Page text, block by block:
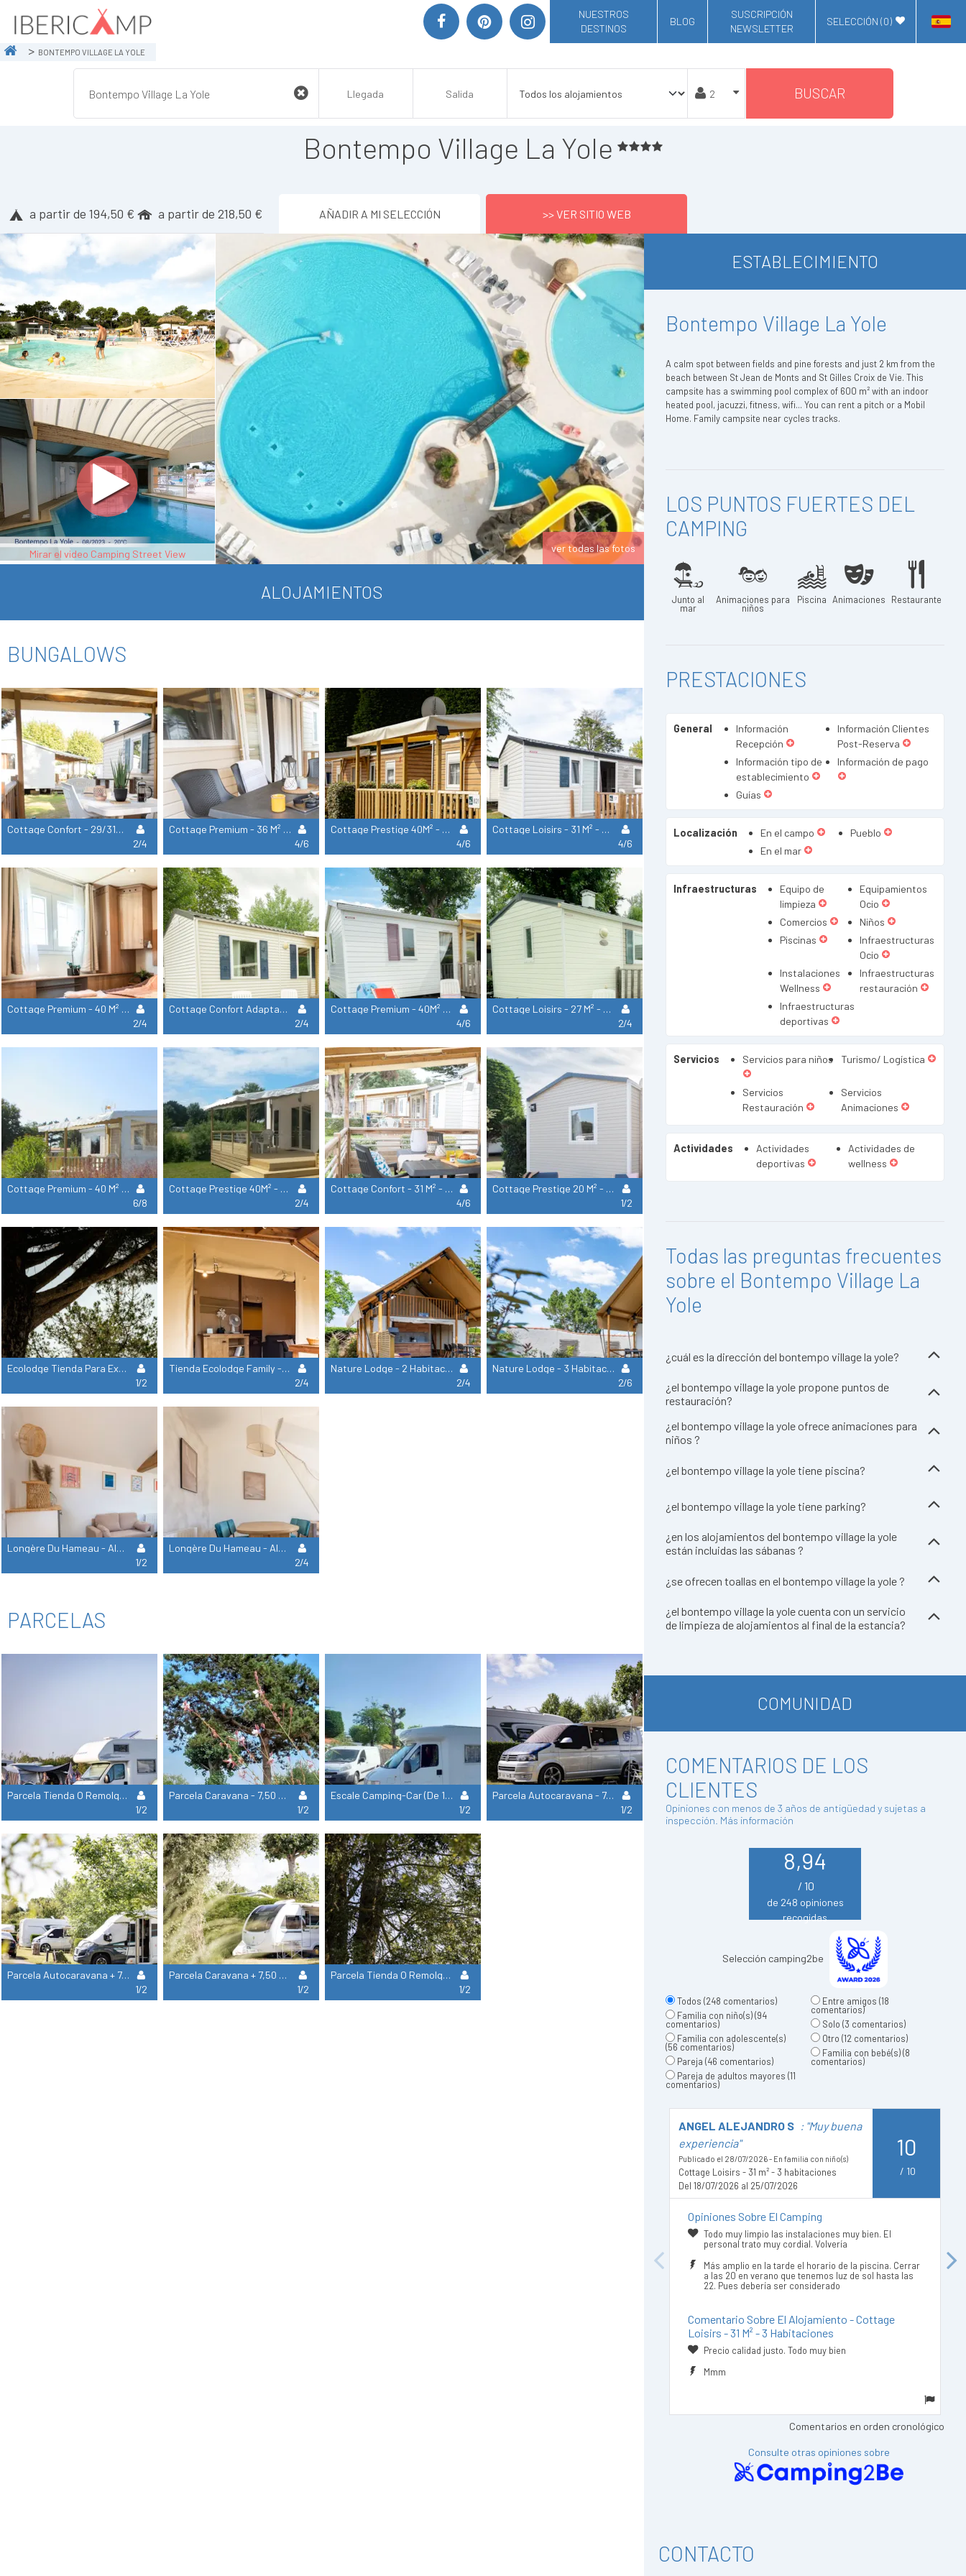
NUESTROS
DESTINOS
BLOG
SUSCRIPCIÓN
NEWSLETTER
SELECCIÓN (0)
BONTEMPO VILLAGE LA YOLE
BUSCAR
Bontempo Village La Yole
a partir de 194,50 € a partir de 218,50 € AÑADIR A MI SELECCIÓN >> VER SITIO WEB
Mirar el video Camping Street View ver todas las fotos
ALOJAMIENTOS
BUNGALOWS
Cottage Confort - 29/31M² - 2 Habitaciones
2/4
Cottage Premium - 36 M² - 3 Habitaciones
4/6
Cottage Prestige 40M² - 3 Habitaciones - 2 Cuartos De Baño (Sábanas Y Toallas Incluidas)
4/6
Cottage Loisirs - 31 M² - 3 Habitaciones
4/6
Cottage Premium - 40 M² - 2 Habitaciones
2/4
Cottage Confort Adaptado Para Personas Con Movilidad Reducida - 34 M² - 2 Habitaciones
2/4
Cottage Premium - 40M² - 3 Habitaciones - 2 Cuartos De Baño
4/6
Cottage Loisirs - 27 M² - 2 Habitaciones
2/4
Cottage Premium - 40 M² - 4 Habitaciones
6/8
Cottage Prestige 40M² - 3 Habitaciones - 2 Cuartos De Baño (Sábanas Y Toallas Incluidas)
2/4
Cottage Confort - 31 M² - 3 Habitaciones
4/6
Cottage Prestige 20 M² - 1 Habitación (Ropa De Cama Y Toallas Incluidas)
1/2
Ecolodge Tienda Para Excursionistas - 6M²
1/2
Tienda Ecolodge Family - 2 Habitaciones
2/4
Nature Lodge - 2 Habitaciones - Spa (Sábanas Y Toallas Incluidas)
2/4
Nature Lodge - 3 Habitaciones - Spa (Sábanas Y Toallas Incluidas)
2/6
Longère Du Hameau - Alojamiento
1/2
Longère Du Hameau - Alojamiento
2/4
PARCELAS
Parcela Tienda O Remolque Tienda - 7M50 (Agua, Electricidad, 1 Vehículo)
1/2
Parcela Caravana - 7,50 M (1 Vehículo, Agua, Electricidad, Desagüe)
1/2
Escale Camping-Car (De 17:00 A 11:00)
1/2
Parcela Autocaravana - 7,50 M (1 Vehículo, Agua, Electricidad, Desagüe Incluidos)
1/2
Parcela Autocaravana + 7,50 M (1 Vehículo, Agua, Electricidad, Desagüe Incluidos)
1/2
Parcela Caravana + 7,50 M (1 Vehículo, Agua, Electricidad, Desagüe)
1/2
Parcela Tienda O Remolque Tienda + 7M50 (Agua, Electricidad, 1 Vehículo)
1/2
ESTABLECIMIENTO
Bontempo Village La Yole
A calm spot between fields and pine forests and just 2 km from the
beach between St Jean de Monts and St Gilles Croix de Vie. This
campsite has a swimming pool complex of 600 m² with an indoor
heated pool, jacuzzi, fitness, wifi... You can rent a pitch or a Mobil
Home. Family campsite near cycles tracks.
LOS PUNTOS FUERTES DEL
CAMPING
Junto al
mar
Animaciones para
niños
Piscina Animaciones Restaurante
PRESTACIONES
General
Información
Recepción
Información Clientes
Post-Reserva
Información tipo de
establecimiento
Información de pago
Guías
Localización En el campo
Pueblo
En el mar
Infraestructuras
Equipo de
limpieza
Equipamientos
Ocio
Comercios
Niños
Piscinas
Infraestructuras
Ocio
Instalaciones
Wellness
Infraestructuras
restauración
Infraestructuras
deportivas
Servicios Servicios para niños Turismo/ Logística
Servicios
Restauración
Servicios
Animaciones
Actividades
Actividades
deportivas
Actividades de
wellness
Todas las preguntas frecuentes
sobre el Bontempo Village La
Yole
¿cuál es la dirección del bontempo village la yole?
¿el bontempo village la yole propone puntos de
restauración?
¿el bontempo village la yole ofrece animaciones para
niños ?
¿el bontempo village la yole tiene piscina?
¿el bontempo village la yole tiene parking?
¿en los alojamientos del bontempo village la yole
están incluidas las sábanas ?
¿se ofrecen toallas en el bontempo village la yole ?
¿el bontempo village la yole cuenta con un servicio
de limpieza de alojamientos al final de la estancia?
COMUNIDAD
COMENTARIOS DE LOS
CLIENTES
Opiniones con menos de 3 años de antigüedad y sujetas a
inspección. Más información
8,94
/ 10
de 248 opiniones
recogidas
Selección camping2be
Todos (248 comentarios)
Familia con niño(s)(94
comentarios)
Familia con adolescente(s)
(56 comentarios)
Pareja (46 comentarios)
Pareja de adultos mayores (11
comentarios)
Entre amigos (18
comentarios)
Solo (3 comentarios)
Otro (12 comentarios)
Familia con bebé(s)(8
comentarios)
Previous
ANGEL ALEJANDRO S : "Muy buena
experiencia"
Publicado el 28/07/2026 - En familia con niño(s)
Cottage Loisirs - 31 m² - 3 habitaciones
Del 18/07/2026 al 25/07/2026
10
/ 10
Opiniones Sobre El Camping
Todo muy limpio las instalaciones muy bien. El
personal trato muy cordial. Volvería
Más amplio en la tarde el horario de la piscina. Cerrar
a las 20 en verano que tenemos luz de sol hasta las
22. Pues debería ser considerado
Comentario Sobre El Alojamiento - Cottage
Loisirs - 31 M² - 3 Habitaciones
Precio calidad justo. Todo muy bien
Mmm
Next
Comentarios en orden cronológico
Consulte otras opiniones sobre
CONTACTO